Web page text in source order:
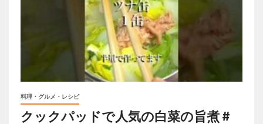
料理・グルメ・レシピ
クックパッドで人気の白菜の旨煮 #